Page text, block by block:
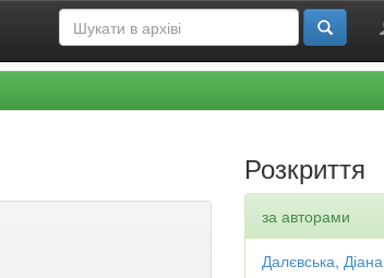
Розкриття
за авторами
Далєвська,